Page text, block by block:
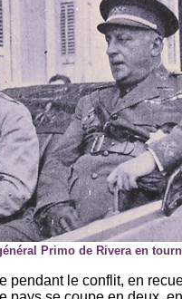
Primo de Rivera en
pendant le conflit, en